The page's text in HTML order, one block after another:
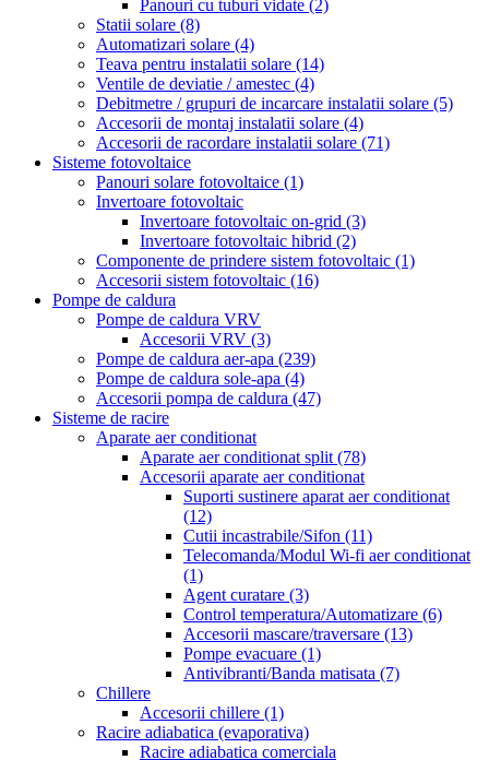
Panouri cu tuburi vidate (2)
Statii solare (8)
Automatizari solare (4)
Teava pentru instalatii solare (14)
Ventile de deviatie / amestec (4)
Debitmetre / grupuri de incarcare instalatii solare (5)
Accesorii de montaj instalatii solare (4)
Accesorii de racordare instalatii solare (71)
Sisteme fotovoltaice
Panouri solare fotovoltaice (1)
Invertoare fotovoltaic
Invertoare fotovoltaic on-grid (3)
Invertoare fotovoltaic hibrid (2)
Componente de prindere sistem fotovoltaic (1)
Accesorii sistem fotovoltaic (16)
Pompe de caldura
Pompe de caldura VRV
Accesorii VRV (3)
Pompe de caldura aer-apa (239)
Pompe de caldura sole-apa (4)
Accesorii pompa de caldura (47)
Sisteme de racire
Aparate aer conditionat
Aparate aer conditionat split (78)
Accesorii aparate aer conditionat
Suporti sustinere aparat aer conditionat
(12)
Cutii incastrabile/Sifon (11)
Telecomanda/Modul Wi-fi aer conditionat
(1)
Agent curatare (3)
Control temperatura/Automatizare (6)
Accesorii mascare/traversare (13)
Pompe evacuare (1)
Antivibranti/Banda matisata (7)
Chillere
Accesorii chillere (1)
Racire adiabatica (evaporativa)
Racire adiabatica comerciala